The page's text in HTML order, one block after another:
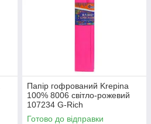
Папір гофрований Krepina
100% 8006 світло-рожевий
107234 G-Rich
Готово до відправки